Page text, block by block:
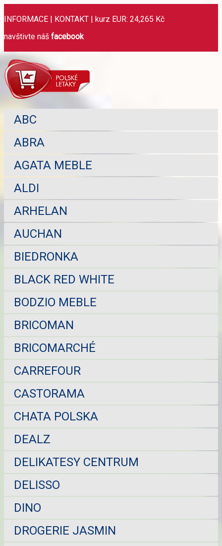
INFORMACE | KONTAKT | kurz EUR: 24,265 Kč
navštivte náš facebook
ABC
ABRA
AGATA MEBLE
ALDI
ARHELAN
AUCHAN
BIEDRONKA
BLACK RED WHITE
BODZIO MEBLE
BRICOMAN
BRICOMARCHÉ
CARREFOUR
CASTORAMA
CHATA POLSKA
DEALZ
DELIKATESY CENTRUM
DELISSO
DINO
DROGERIE JASMIN